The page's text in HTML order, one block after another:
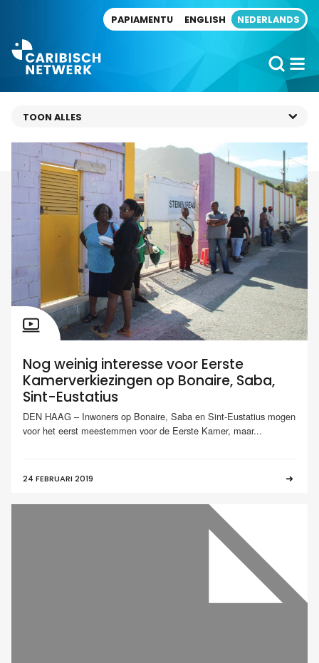
PAPIAMENTU ENGLISH NEDERLANDS
Nog weinig interesse voor Eerste
Kamerverkiezingen op Bonaire, Saba,
Sint-Eustatius
DEN HAAG – Inwoners op Bonaire, Saba en Sint-Eustatius mogen
voor het eerst meestemmen voor de Eerste Kamer, maar...
24 FEBRUARI 2019